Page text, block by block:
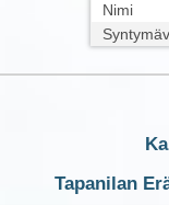
Nimi
Tapanilan